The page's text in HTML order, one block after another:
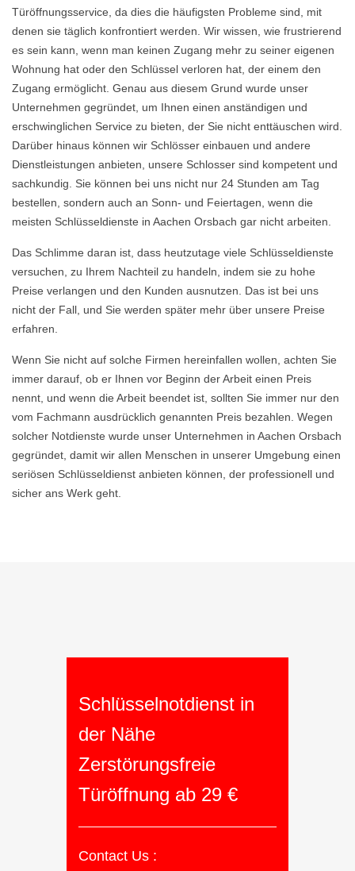
Türöffnungsservice, da dies die häufigsten Probleme sind, mit
denen sie täglich konfrontiert werden. Wir wissen, wie frustrierend
es sein kann, wenn man keinen Zugang mehr zu seiner eigenen
Wohnung hat oder den Schlüssel verloren hat, der einem den
Zugang ermöglicht. Genau aus diesem Grund wurde unser
Unternehmen gegründet, um Ihnen einen anständigen und
erschwinglichen Service zu bieten, der Sie nicht enttäuschen wird.
Darüber hinaus können wir Schlösser einbauen und andere
Dienstleistungen anbieten, unsere Schlosser sind kompetent und
sachkundig. Sie können bei uns nicht nur 24 Stunden am Tag
bestellen, sondern auch an Sonn- und Feiertagen, wenn die
meisten Schlüsseldienste in Aachen Orsbach gar nicht arbeiten.
Das Schlimme daran ist, dass heutzutage viele Schlüsseldienste
versuchen, zu Ihrem Nachteil zu handeln, indem sie zu hohe
Preise verlangen und den Kunden ausnutzen. Das ist bei uns
nicht der Fall, und Sie werden später mehr über unsere Preise
erfahren.
Wenn Sie nicht auf solche Firmen hereinfallen wollen, achten Sie
immer darauf, ob er Ihnen vor Beginn der Arbeit einen Preis
nennt, und wenn die Arbeit beendet ist, sollten Sie immer nur den
vom Fachmann ausdrücklich genannten Preis bezahlen. Wegen
solcher Notdienste wurde unser Unternehmen in Aachen Orsbach
gegründet, damit wir allen Menschen in unserer Umgebung einen
seriösen Schlüsseldienst anbieten können, der professionell und
sicher ans Werk geht.
Schlüsselnotdienst in
der Nähe
Zerstörungsfreie
Türöffnung ab 29 €
Contact Us :